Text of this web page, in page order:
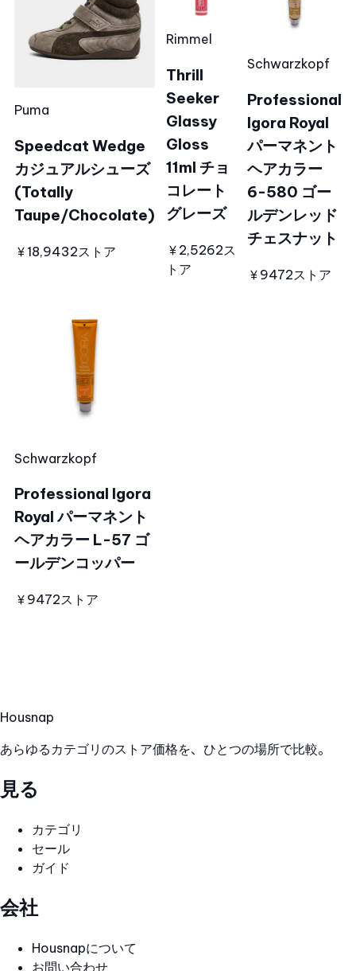
Puma
Speedcat Wedge
カジュアルシューズ
(Totally
Taupe/Chocolate)
￥18,9432ストア
Rimmel
Thrill
Seeker
Glassy
Gloss
11ml チョ
コレート
グレーズ
￥2,5262ス
トア
Schwarzkopf
Professional
Igora Royal
パーマネント
ヘアカラー
6-580 ゴー
ルデンレッド
チェスナット
￥9472ストア
Schwarzkopf
Professional Igora
Royal パーマネント
ヘアカラー L-57 ゴ
ールデンコッパー
￥9472ストア
Housnap
あらゆるカテゴリのストア価格を、ひとつの場所で比較。
見る
カテゴリ
セール
ガイド
会社
Housnapについて
お問い合わせ